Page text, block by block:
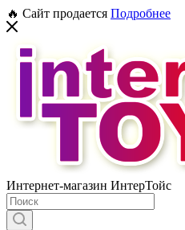
🔥 Сайт продается Подробнее
Интернет-магазин ИнтерТойс